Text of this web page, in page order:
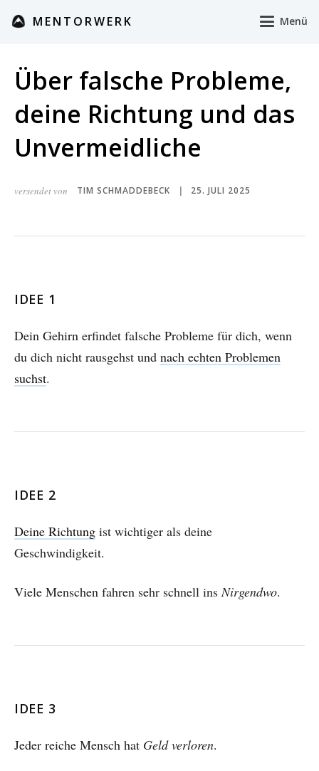
MENTORWERK Menü
Über falsche Probleme,
deine Richtung und das
Unvermeidliche
versendet von TIM SCHMADDEBECK 25. JULI 2025
IDEE 1
Dein Gehirn erfindet falsche Probleme für dich, wenn
du dich nicht rausgehst und nach echten Problemen
suchst.
IDEE 2
Deine Richtung ist wichtiger als deine
Geschwindigkeit.
Viele Menschen fahren sehr schnell insNirgendwo.
IDEE 3
Jeder reiche Mensch hat Geld verloren.